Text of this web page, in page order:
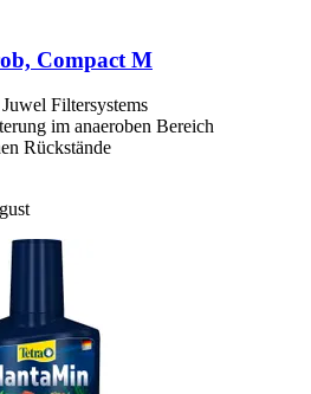
Compact M
Filtersystems
im anaeroben Bereich
Rückstände